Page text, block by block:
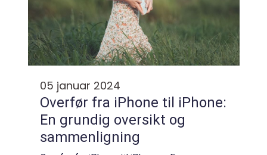
05 januar 2024
Overfør fra iPhone til iPhone:
En grundig oversikt og
sammenligning